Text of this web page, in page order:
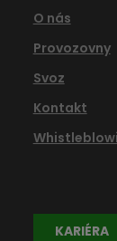
O nás
Provozovny
Svoz
Kontakt
KARIÉRA